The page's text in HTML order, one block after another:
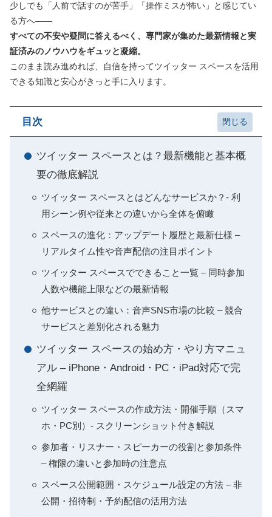
少しでも「人前で話すのが苦手」「操作ミスが怖い」と感じてい
る方へ――
すべての不安や疑問に答えるべく、専門家が集めた最新情報と実
証済みのノウハウをギュッと凝縮。
このまま読み進めれば、自信を持ってツイッター スペースを活用
できる知識と安心がきっと手に入ります。
目次
ツイッター スペースとは？最新機能と基本概
要の徹底解説
ツイッター スペースとはどんなサービスか？- 利
用シーン例や従来との違いから全体を俯瞰
スペースの進化：アップデート履歴と最新仕様 –
リアルタイム性や音声配信の注目ポイント
ツイッター スペースでできること一覧 – 同時参加
人数や機能上限などの最新情報
他サービスとの違い：音声SNS市場の比較 – 競合
サービスと差別化される魅力
ツイッター スペースの始め方・やり方マニュ
アル – iPhone・Android・PC・iPad対応で完
全網羅
ツイッター スペースの作成方法・開催手順（スマ
ホ・PC別）- スクリーンショット付き解説
参加者・リスナー・スピーカーの役割と参加条件
– 権限の違いと参加時の注意点
スペース公開範囲・スケジュール設定の方法 – 非
公開・招待制・予約配信の活用方法